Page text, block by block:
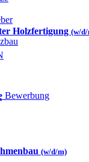
Bewerbung
Holzfertigung (w/
(w/d/m)